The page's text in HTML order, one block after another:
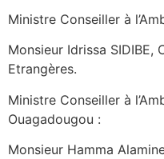
Ministre Conseiller à
Monsieur Idrissa SIDIBE,
Etrangères.
Ministre Conseiller à
Ouagadougou :
Monsieur Hamma